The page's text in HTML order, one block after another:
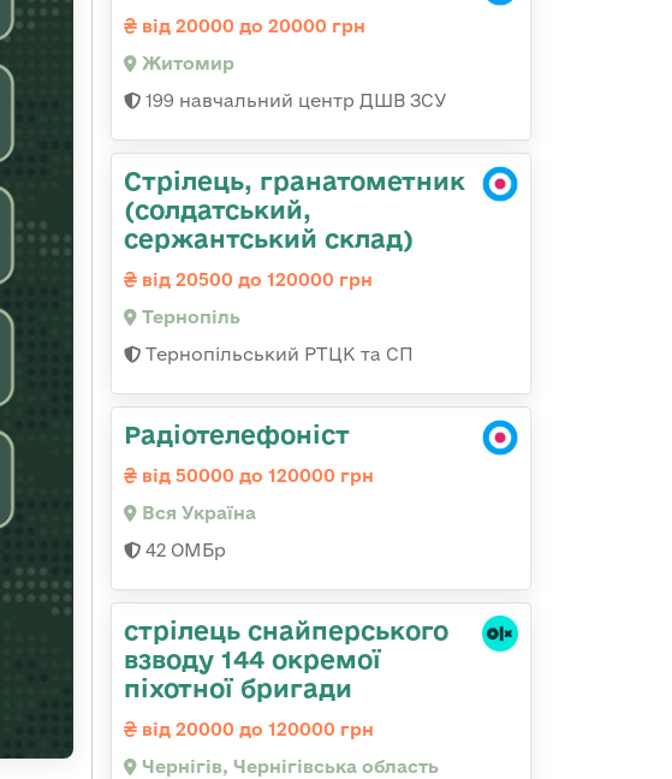
від 20000 до 20000 грн
Житомир
199 навчальний центр ДШВ ЗСУ
Стрілець, гранатометник
(солдатський,
сержантський склад)
від 20500 до 120000 грн
Тернопіль
Тернопільський РТЦК та СП
Радіотелефоніст
від 50000 до 120000 грн
Вся Україна
42 ОМБр
стрілець снайперського
взводу 144 окремої
піхотної бригади
від 20000 до 120000 грн
Чернігів, Чернігівська область